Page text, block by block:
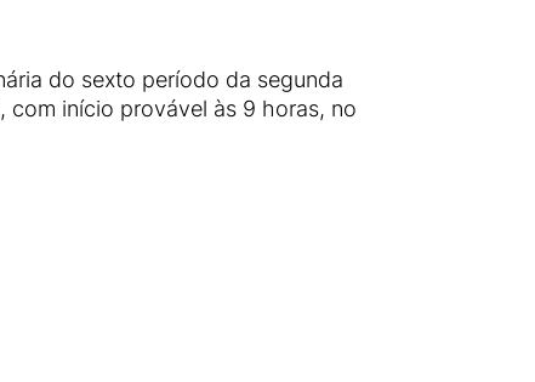
do sexto período da segunda
com início provável às 9 horas, no